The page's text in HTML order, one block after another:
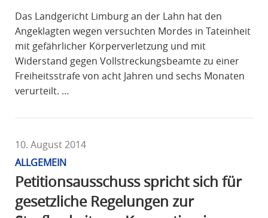
Das Landgericht Limburg an der Lahn hat den
Angeklagten wegen versuchten Mordes in Tateinheit
mit gefährlicher Körperverletzung und mit
Widerstand gegen Vollstreckungsbeamte zu einer
Freiheitsstrafe von acht Jahren und sechs Monaten
verurteilt. …
10. August 2014
ALLGEMEIN
Petitionsausschuss spricht sich für
gesetzliche Regelungen zur